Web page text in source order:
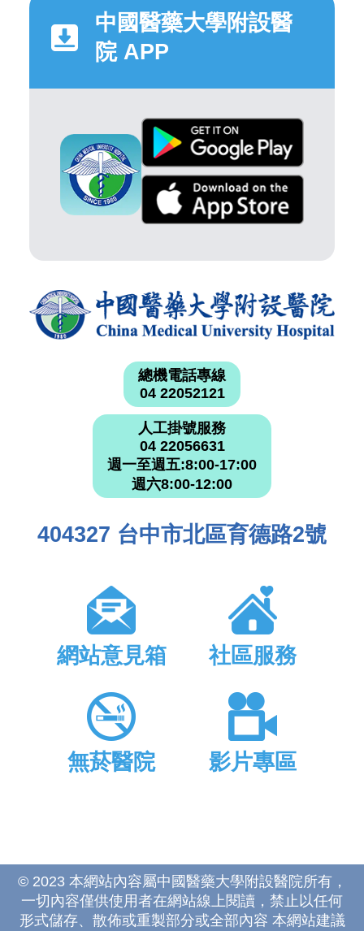
中國醫藥大學附設醫
院 APP
總機電話專線
04 22052121
人工掛號服務
04 22056631
週一至週五:8:00-17:00
週六8:00-12:00
404327 台中市北區育德路2號
網站意見箱 社區服務
無菸醫院 影片專區
© 2023 本網站內容屬中國醫藥大學附設醫院所有，
一切內容僅供使用者在網站線上閱讀，禁止以任何
形式儲存、散佈或重製部分或全部內容 本網站建議